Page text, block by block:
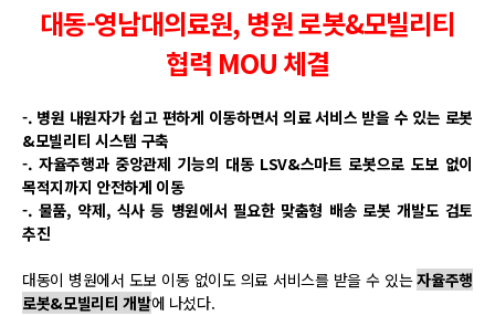
대동-영남대의료원, 병원 로봇&모빌리티
협력 MOU 체결
-. 병원 내원자가 쉽고 편하게 이동하면서 의료 서비스 받을 수 있는 로봇
&모빌리티 시스템 구축
-. 자율주행과 중앙관제 기능의 대동 LSV&스마트 로봇으로 도보 없이
목적지까지 안전하게 이동
-. 물품, 약제, 식사 등 병원에서 필요한 맞춤형 배송 로봇 개발도 검토
추진
대동이 병원에서 도보 이동 없이도 의료 서비스를 받을 수 있는자율주행
로봇&모빌리티 개발에 나섰다.